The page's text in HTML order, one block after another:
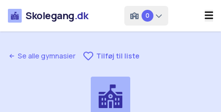
Skolegang.dk 0
Se alle gymnasier Tilføj til liste